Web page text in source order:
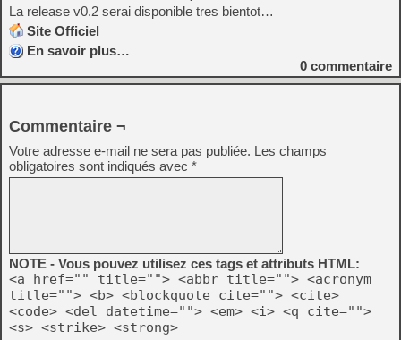
La release v0.2 serai disponible tres bientot…
Site Officiel
En savoir plus…
0 commentaire
Commentaire ¬
Votre adresse e-mail ne sera pas publiée. Les champs
obligatoires sont indiqués avec *
NOTE - Vous pouvez utilisez ces tags et attributs HTML:
<a href="" title=""> <abbr title=""> <acronym
title=""> <b> <blockquote cite=""> <cite>
<code> <del datetime=""> <em> <i> <q cite="">
<s> <strike> <strong>